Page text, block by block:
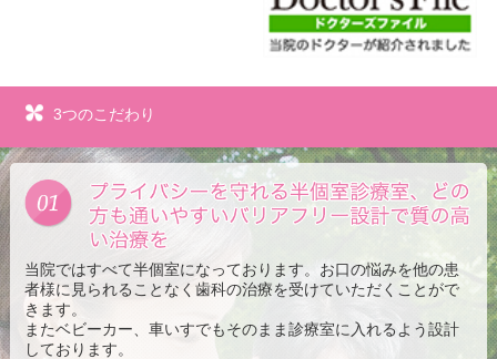
3つのこだわり
当院ではすべて半個室になっております。お口の悩みを他の患
者様に見られることなく歯科の治療を受けていただくことがで
きます。
またベビーカー、車いすでもそのまま診療室に入れるよう設計
しております。